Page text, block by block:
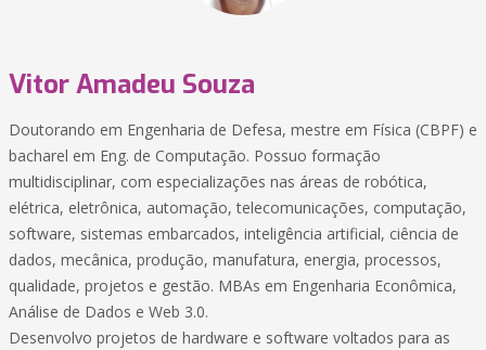
Vitor Amadeu Souza
Doutorando em Engenharia de Defesa, mestre em Física (CBPF) e
bacharel em Eng. de Computação. Possuo formação
multidisciplinar, com especializações nas áreas de robótica,
elétrica, eletrônica, automação, telecomunicações, computação,
software, sistemas embarcados, inteligência artificial, ciência de
dados, mecânica, produção, manufatura, energia, processos,
qualidade, projetos e gestão. MBAs em Engenharia Econômica,
Análise de Dados e Web 3.0.
Desenvolvo projetos de hardware e software voltados para as